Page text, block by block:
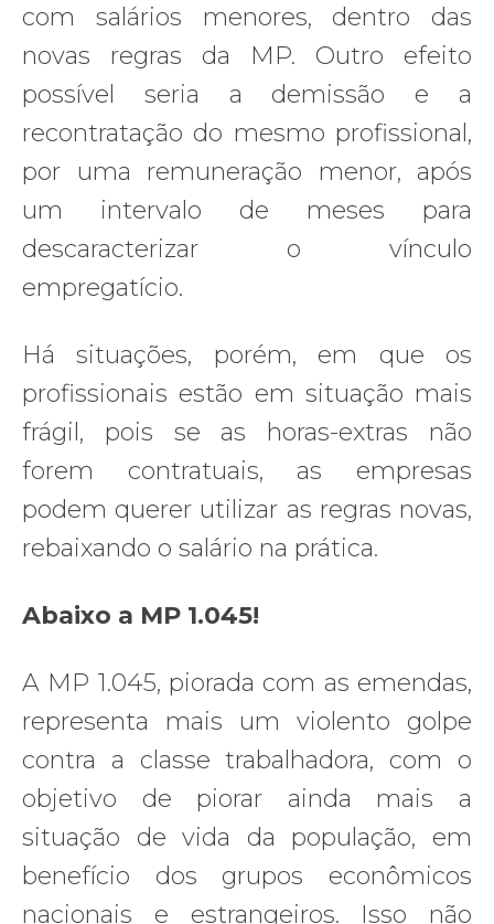
com salários menores, dentro das
novas regras da MP. Outro efeito
possível seria a demissão e a
recontratação do mesmo profissional,
por uma remuneração menor, após
um intervalo de meses para
descaracterizar o vínculo
empregatício.
Há situações, porém, em que os
profissionais estão em situação mais
frágil, pois se as horas-extras não
forem contratuais, as empresas
podem querer utilizar as regras novas,
rebaixando o salário na prática.
Abaixo a MP 1.045!
A MP 1.045, piorada com as emendas,
representa mais um violento golpe
contra a classe trabalhadora, com o
objetivo de piorar ainda mais a
situação de vida da população, em
benefício dos grupos econômicos
nacionais e estrangeiros. Isso não